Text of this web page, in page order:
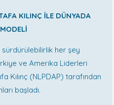
KILINÇ İLE DÜNYADA
sürdürülebilirlik her şey
ve Amerika Liderleri
Kılınç (NLPDAP) tarafından
başladı.